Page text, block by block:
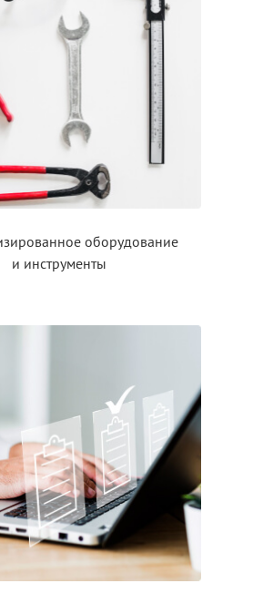
оборудование
и инструменты